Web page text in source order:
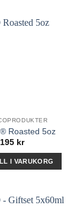
produkten
väljas
på
Roasted 5oz
195 kr
I VARUKORG